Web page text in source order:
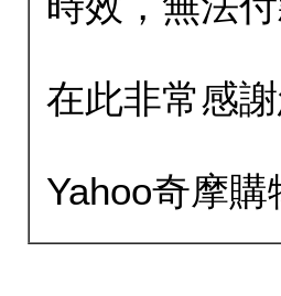
在此非常感
Yahoo奇摩